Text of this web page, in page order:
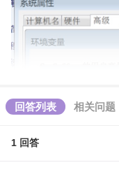
回答列表 相关问题
1 回答